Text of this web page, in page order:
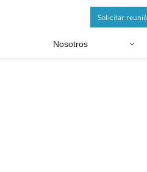
Solicitar
Nosotros